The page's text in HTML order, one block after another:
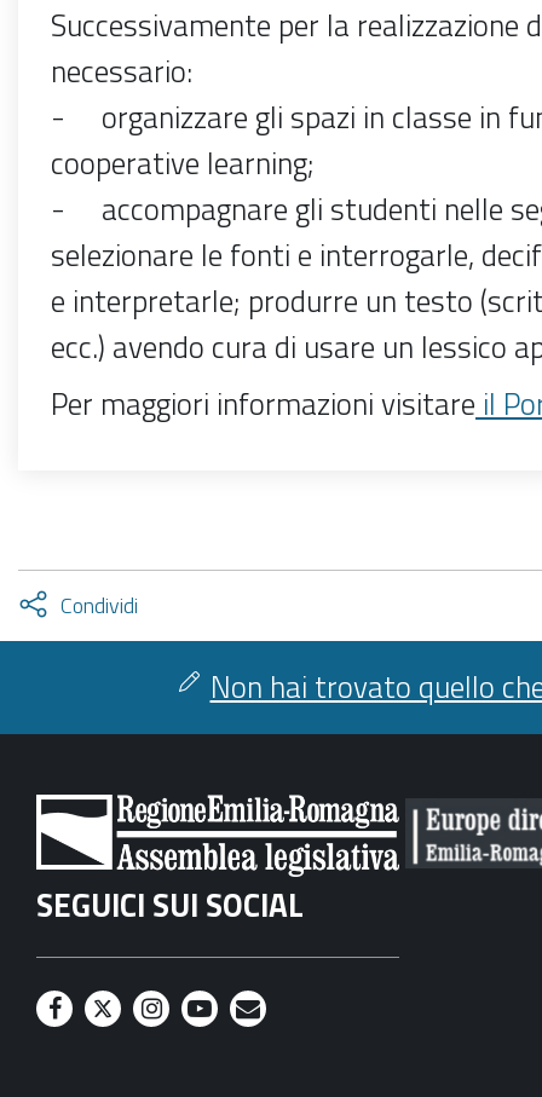
Successivamente per la realizzazione
necessario:
- organizzare gli spazi in classe in
cooperative learning;
- accompagnare gli studenti nelle
selezionare le fonti e interrogarle,
e interpretarle; produrre un testo
ecc.) avendo cura di usare un lessico
Per maggiori informazioni visitare il
Condividi
facebook
twitter
Attiva
condividi
Non hai trovato quello
SEGUICI SUI SOCIAL
F
T
I
Y
M